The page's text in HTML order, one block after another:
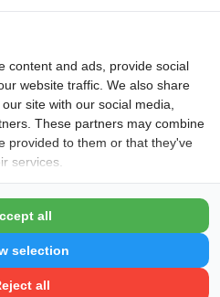
staat?
09:00 - 17:00
09:00 - 17:00
content and ads, provide social
website traffic. We also share
site with our social media,
These partners may combine
provided to them or that they've
services.
all
selection
all